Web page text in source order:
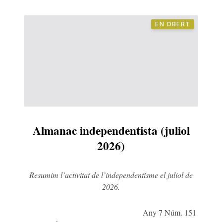
EN OBERT
Almanac independentista (juliol
2026)
Resumim l’activitat de l’independentisme el juliol de
2026.
Any 7 Núm. 151